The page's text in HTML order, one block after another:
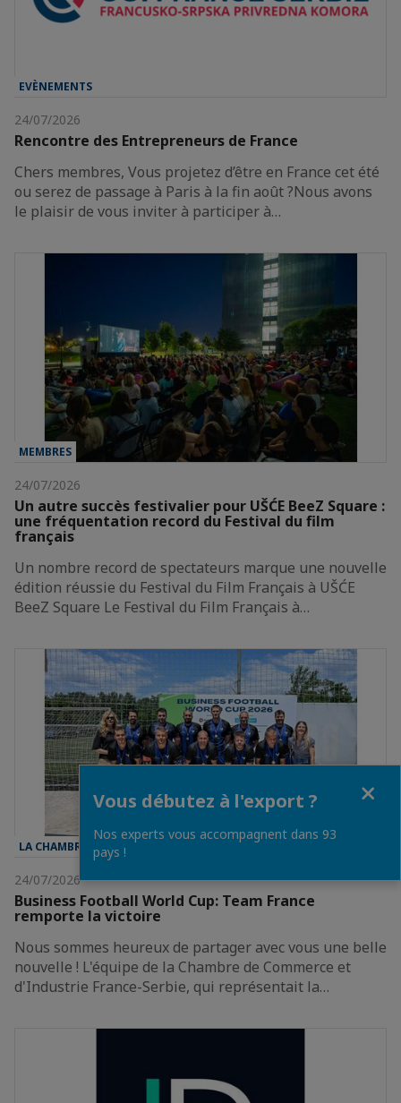
EVÈNEMENTS
24/07/2026
Rencontre des Entrepreneurs de France
Chers membres, Vous projetez d’être en France cet été
ou serez de passage à Paris à la fin août ?Nous avons
le plaisir de vous inviter à participer à…
MEMBRES
24/07/2026
Un autre succès festivalier pour UŠĆE BeeZ Square :
une fréquentation record du Festival du film
français
Un nombre record de spectateurs marque une nouvelle
édition réussie du Festival du Film Français à UŠĆE
BeeZ Square Le Festival du Film Français à…
LA CHAMBRE
24/07/2026
Business Football World Cup: Team France
remporte la victoire
Nous sommes heureux de partager avec vous une belle
nouvelle ! L'équipe de la Chambre de Commerce et
d'Industrie France-Serbie, qui représentait la…
Vous débutez à l'export ?
Nos experts vous accompagnent dans 93
pays !